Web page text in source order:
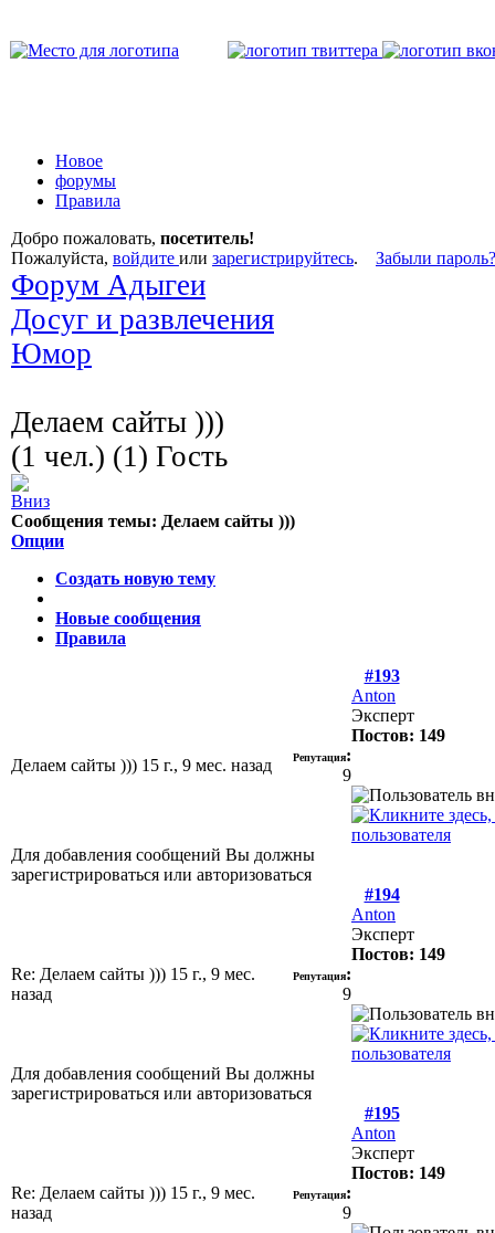
Новое
форумы
Правила
Добро пожаловать, посетитель!
Пожалуйста, войдите или зарегистрируйтесь. Забыли пароль?
Форум Адыгеи
Досуг и развлечения
Юмор
Делаем сайты )))
(1 чел.) (1) Гость
Сообщения темы: Делаем сайты )))
Опции
Создать новую тему
Новые сообщения
Правила
#193
Делаем сайты ))) 15 г., 9 мес. назад Репутация:
9
Anton
Эксперт
Постов: 149
Для добавления сообщений Вы должны
зарегистрироваться или авторизоваться
#194
Re: Делаем сайты ))) 15 г., 9 мес.
назад
Репутация:
9
Anton
Эксперт
Постов: 149
Для добавления сообщений Вы должны
зарегистрироваться или авторизоваться
#195
Re: Делаем сайты ))) 15 г., 9 мес.
назад
Репутация:
9
Anton
Эксперт
Постов: 149